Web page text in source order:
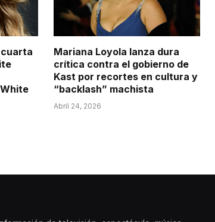
cuarta
Mariana Loyola lanza dura
crítica contra el gobierno de
Kast por recortes en cultura y
“backlash” machista
Abril 24, 2026